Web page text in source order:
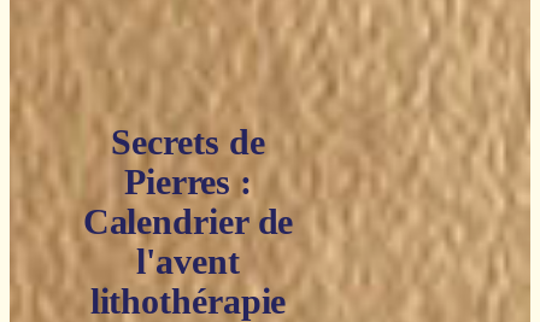
Secrets de
Pierres :
Calendrier de
l'avent
lithothérapie